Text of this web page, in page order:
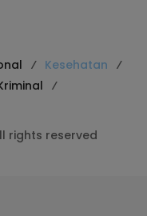
Kesehatan
rights reserved